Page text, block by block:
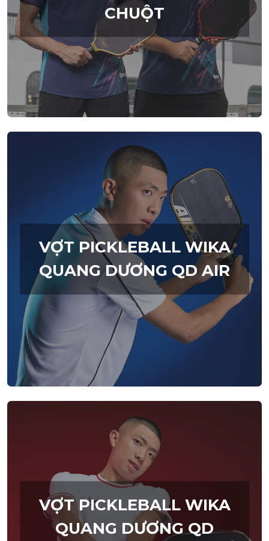
CHUỘT
VỢT PICKLEBALL WIKA
QUANG DƯƠNG QD AIR
VỢT PICKLEBALL WIKA
QUANG DƯƠNG QD